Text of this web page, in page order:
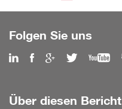
Folgen Sie uns
Über diesen Bericht